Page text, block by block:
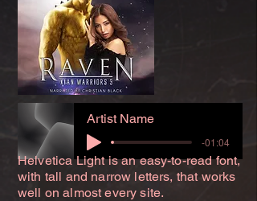
Artist Name
-01:04
Helvetica Light is an easy-to-read font,
with tall and narrow letters, that works
well on almost every site.